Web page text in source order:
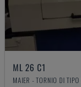
ML 26 C1
MAIER - TORNIO DI